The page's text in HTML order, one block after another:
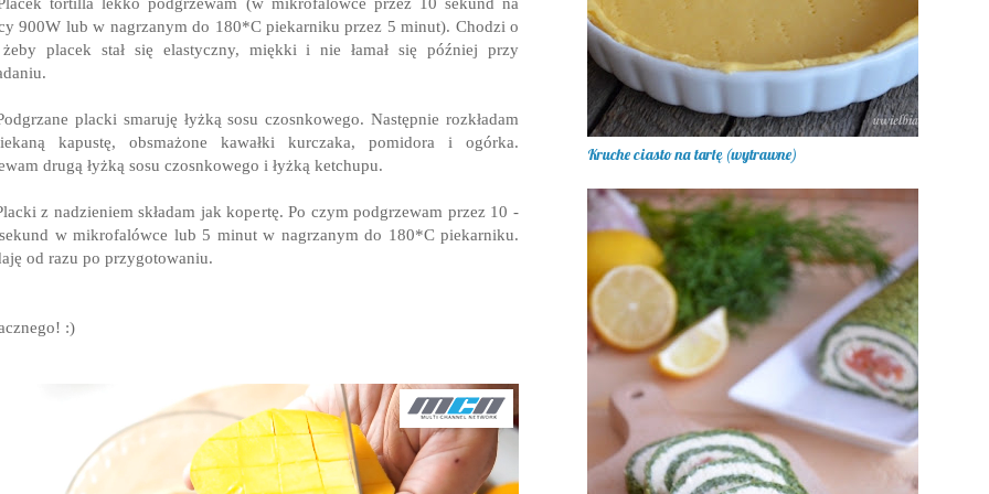
900W lub w nagrzanym do 180*C piekarniku przez 5 minut). Chodzi o
placek stał się elastyczny, miękki i nie łamał się później przy
placki smaruję łyżką sosu czosnkowego. Następnie rozkładam
kapustę, obsmażone kawałki kurczaka, pomidora i ogórka.
drugą łyżką sosu czosnkowego i łyżką ketchupu.
z nadzieniem składam jak kopertę. Po czym podgrzewam przez 10 -
w mikrofalówce lub 5 minut w nagrzanym do 180*C piekarniku.
od razu po przygotowaniu.
:)
Kruche ciasto na tartę (wytrawne)